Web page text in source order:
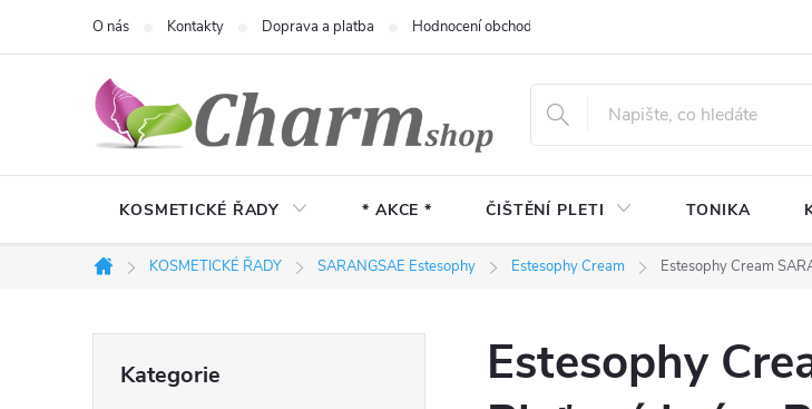
O nás Kontakty Doprava a platba Hodnocení obchodu
KOSMETICKÉ ŘADY * AKCE * ČIŠTĚNÍ PLETI TONIKA
Domů
KOSMETICKÉ ŘADY SARANGSAE Estesophy Estesophy Cream Estesophy Cream
kategorie
Kategorie
Estesophy